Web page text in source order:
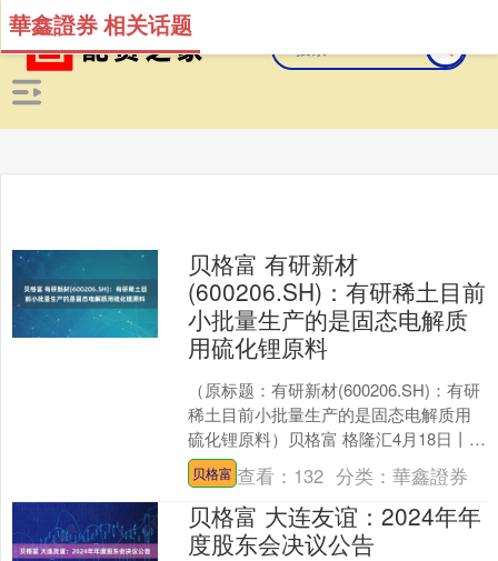
華鑫證券 相关话题
贝格富 有研新材
(600206.SH)：有研稀土目前
小批量生产的是固态电解质
用硫化锂原料
（原标题：有研新材(600206.SH)：有研
稀土目前小批量生产的是固态电解质用
硫化锂原料）贝格富 格隆汇4月18日丨有
研新材(600206.SH)在投资者互动....
贝格富 查看： 132 分类：華鑫證券
贝格富 大连友谊：2024年年
度股东会决议公告